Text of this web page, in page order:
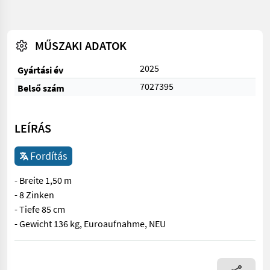
MŰSZAKI ADATOK
Gyártási év
2025
Belső szám
7027395
LEÍRÁS
Fordítás
- Breite 1,50 m
- 8 Zinken
- Tiefe 85 cm
- Gewicht 136 kg, Euroaufnahme, NEU
- Breite 1,50 m - 8 Zinken - Tiefe 85 cm - Gewicht 136 kg,